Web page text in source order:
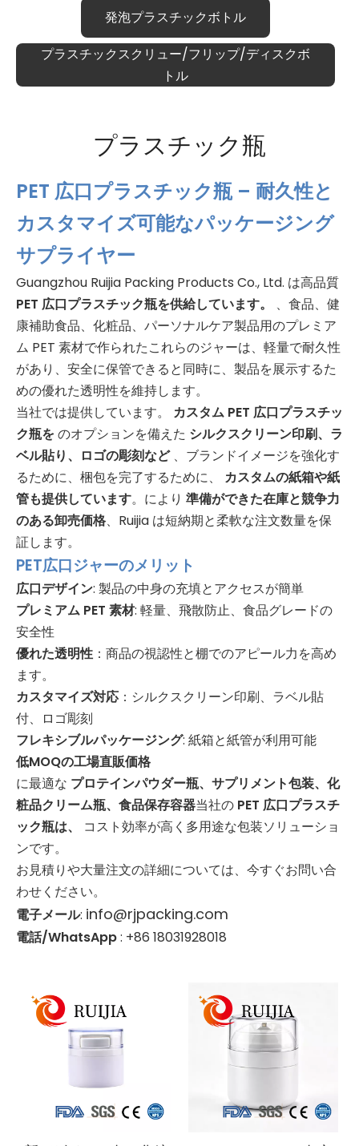
発泡プラスチックボトル
プラスチックスクリュー/フリップ/ディスクボ
トル
プラスチック瓶
PET 広口プラスチック瓶 – 耐久性と
カスタマイズ可能なパッケージング
サプライヤー
Guangzhou Ruijia Packing Products Co., Ltd. は高品質
PET 広口プラスチック瓶を供給しています。
、食品、健
康補助食品、化粧品、パーソナルケア製品用のプレミア
ム PET 素材で作られたこれらのジャーは、軽量で耐久性
があり、安全に保管できると同時に、製品を展示するた
めの優れた透明性を維持します。
当社では提供しています。 カスタム PET 広口プラスチッ
ク瓶を のオプションを備えた シルクスクリーン印刷、ラ
ベル貼り、ロゴの彫刻など、ブランドイメージを強化す
るために、梱包を完了するために、 カスタムの紙箱や紙
管も提供しています。により 準備ができた在庫と競争力
のある卸売価格、Ruijia は短納期と柔軟な注文数量を保
証します。
PET広口ジャーのメリット
広口デザイン: 製品の中身の充填とアクセスが簡単
プレミアム PET 素材: 軽量、飛散防止、食品グレードの
安全性
優れた透明性 ：商品の視認性と棚でのアピール力を高め
ます。
カスタマイズ対応 ：シルクスクリーン印刷、ラベル貼
付、ロゴ彫刻
フレキシブルパッケージング: 紙箱と紙管が利用可能
低MOQの工場直販価格
に最適な プロテインパウダー瓶、サプリメント包装、化
粧品クリーム瓶、食品保存容器当社の PET 広口プラスチ
ック瓶は、
コスト効率が高く多用途な包装ソリューショ
ンです。
お見積りや大量注文の詳細については、今すぐお問い合
わせください。
電子メール: info@rjpacking.com
電話/WhatsApp: +86 18031928018